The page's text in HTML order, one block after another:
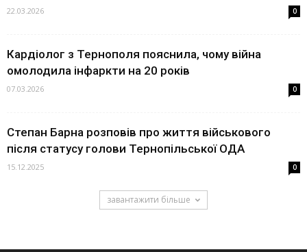
22.03.2026 0
Кардіолог з Тернополя пояснила, чому війна
омолодила інфаркти на 20 років
07.03.2026 0
Степан Барна розповів про життя військового
після статусу голови Тернопільської ОДА
15.12.2025 0
завантажити більше